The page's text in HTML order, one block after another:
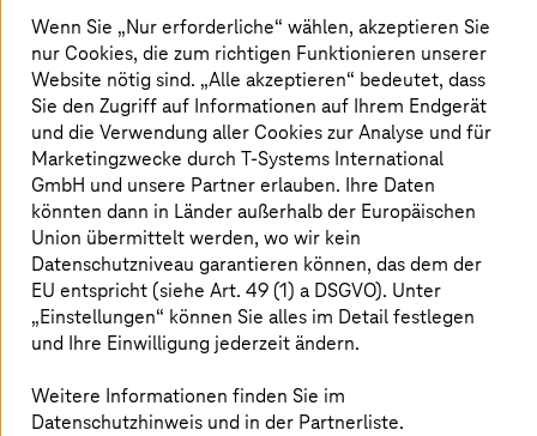
rund 700 HR-Komponenten bei 90
Legaleinheiten in 28 Ländern auf eine Plattform
und harmonisiert die Stammdaten von 150.000
Mitarbeitenden. So werden die Prozesse
schlanker und die Plattform skalierbar. Zudem
ist das System Voraussetzung, um künftig KI-
gestütze HR-Prozesse zu ermöglichen.
Wenn Sie „Nur erforderliche“ wählen, akzeptieren Sie
nur Cookies, die zum richtigen Funktionieren unserer
Website nötig sind. „Alle akzeptieren“ bedeutet, dass
Sie den Zugriff auf Informationen auf Ihrem Endgerät
und die Verwendung aller Cookies zur Analyse und für
Marketingzwecke durchT-Systems International
GmbH und unsere Partner erlauben. Ihre Daten
könnten dann in Länder außerhalb der Europäischen
Union übermittelt werden, wo wir kein
Datenschutzniveau garantieren können, das dem der
EU entspricht (siehe Art. 49 (1) a DSGVO). Unter
„Einstellungen“ können Sie alles im Detail festlegen
und Ihre Einwilligung jederzeit ändern.
Weitere Informationen finden Sie im
Datenschutzhinweis und in der Partnerliste.